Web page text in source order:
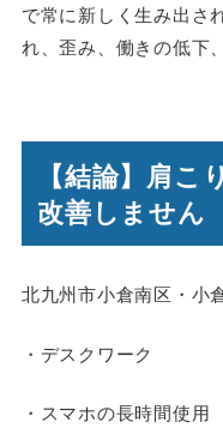
で常に新しく生み出さ
れ、歪み、働きの低下
【結論】肩
改善しません
北九州市小倉南区・小
・デスクワーク
・スマホの長時間使用